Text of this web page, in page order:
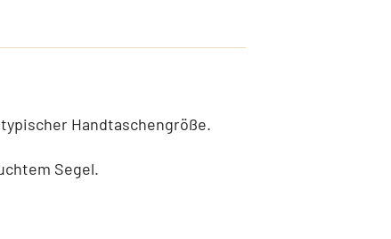
Handtaschengröße.
Segel.